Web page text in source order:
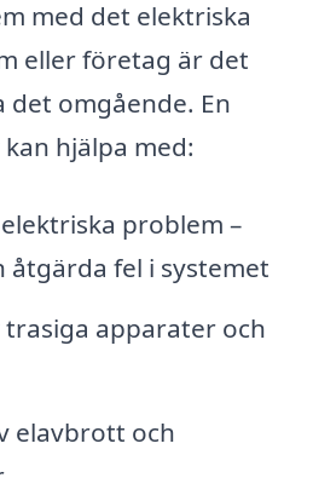
med det elektriska
eller företag är det
omgående. En
hjälpa med:
problem –
åtgärda fel i systemet
trasiga apparater och
elavbrott och